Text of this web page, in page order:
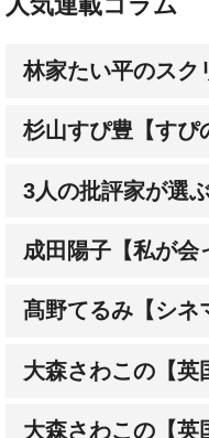
林家たい平のスク
杉山すぴ豊【すぴ
3人の批評家が選
成田陽子【私が会
髙野てるみ【シネ
大森さわこの【英
大森さわこの【英